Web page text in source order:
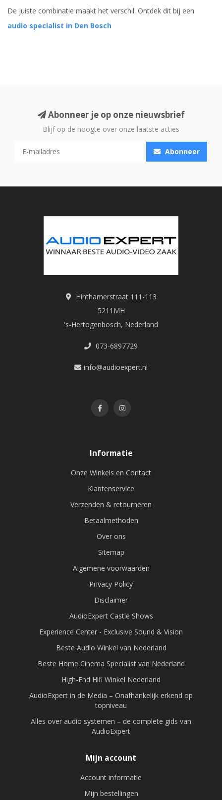
De juiste combinatie maakt het verschil. Ontdek dit bij een
audio specialist in Den Bosch
Abonneer je op onze nieuwsbrief
Blijf op de hoogte over onze laatste acties
Abonneer
Hinthamerstraat 111-113
5211MH
's-Hertogenbosch, Nederland
073-6897729
info@audioexpert.nl
Informatie
Onze Winkels en Contact
Klantenservice
Verzenden & retourneren
Betaalmethoden
Over ons
Sitemap
Algemene voorwaarden
Privacy Policy
Disclaimer
AudioExpert Castle Shows
Experience Center - Exclusive Sound & Vision
Beste Audio Winkel van Nederland
Beste Home Cinema Specialist van Nederland
High-End Hifi Winkel Nederland
AudioExpert in de Media – Onafhankelijk erkend op
topniveau
Alles over audio systemen – de complete gids van
AudioExpert
Mijn account
Account informatie
Mijn bestellingen